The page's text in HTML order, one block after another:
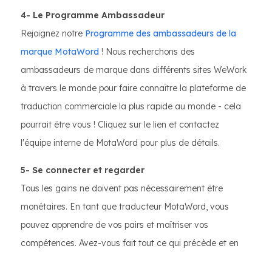
4- Le Programme Ambassadeur
Rejoignez notre Programme des ambassadeurs de la
marque MotaWord ! Nous recherchons des
ambassadeurs de marque dans différents sites WeWork
à travers le monde pour faire connaître la plateforme de
traduction commerciale la plus rapide au monde - cela
pourrait être vous ! Cliquez sur le lien et contactez
l'équipe interne de MotaWord pour plus de détails.
5- Se connecter et regarder
Tous les gains ne doivent pas nécessairement être
monétaires. En tant que traducteur MotaWord, vous
pouvez apprendre de vos pairs et maîtriser vos
compétences. Avez-vous fait tout ce qui précède et en